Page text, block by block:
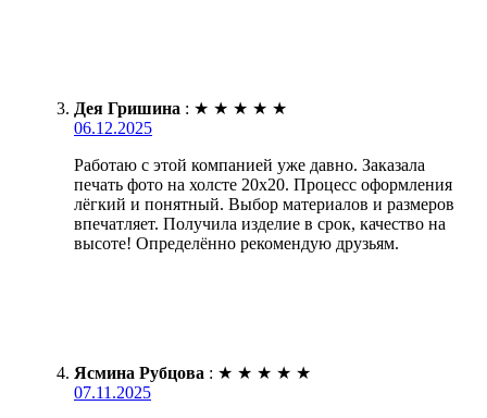
Дея Гришина : ★ ★ ★ ★ ★
06.12.2025
Работаю с этой компанией уже давно. Заказала
печать фото на холсте 20х20. Процесс оформления
лёгкий и понятный. Выбор материалов и размеров
впечатляет. Получила изделие в срок, качество на
высоте! Определённо рекомендую друзьям.
Ясмина Рубцова : ★ ★ ★ ★ ★
07.11.2025